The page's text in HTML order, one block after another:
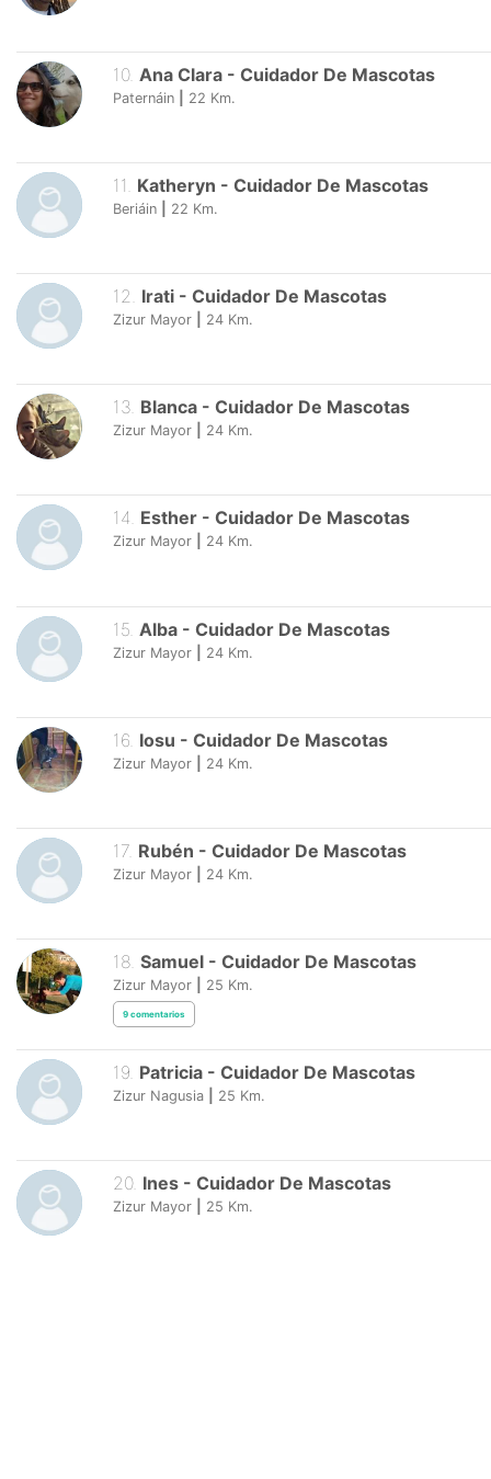
10. Ana Clara - Cuidador De Mascotas
Paternáin 22 Km.
11 Katheryn - Cuidador De Mascotas
Beriáin 22 Km.
12 Irati - Cuidador De Mascotas
Zizur Mayor 24 Km.
13. Blanca - Cuidador De Mascotas
Zizur Mayor 24 Km.
14. Esther - Cuidador De Mascotas
Zizur Mayor 24 Km.
15 Alba - Cuidador De Mascotas
Zizur Mayor 24 Km.
16 Iosu - Cuidador De Mascotas
Zizur Mayor 24 Km.
17. Rubén - Cuidador De Mascotas
Zizur Mayor 24 Km.
18. Samuel - Cuidador De Mascotas
Zizur Mayor 25 Km.
9 comentarios
19. Patricia - Cuidador De Mascotas
Zizur Nagusia 25 Km.
20. Ines - Cuidador De Mascotas
Zizur Mayor 25 Km.